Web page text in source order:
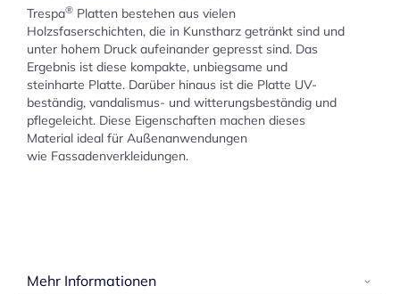
Trespa® Platten bestehen aus vielen
Holzsfaserschichten, die in Kunstharz getränkt sind und
unter hohem Druck aufeinander gepresst sind. Das
Ergebnis ist diese kompakte, unbiegsame und
steinharte Platte. Darüber hinaus ist die Platte UV-
beständig, vandalismus- und witterungsbeständig und
pflegeleicht. Diese Eigenschaften machen dieses
Material ideal für Außenanwendungen
wie Fassadenverkleidungen.
Mehr Informationen